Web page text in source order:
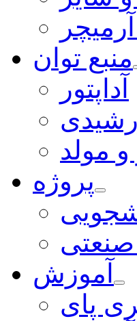
منبع توان
آداپتور
و مولد
پروژه
صنعتی
آموزش